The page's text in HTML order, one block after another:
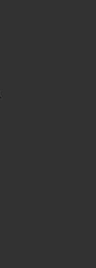
DRESS ミニドレス